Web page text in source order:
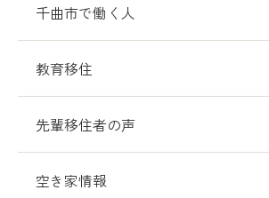
千曲市で働く人
教育移住
先輩移住者の声
空き家情報